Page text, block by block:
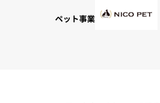
ペット事業